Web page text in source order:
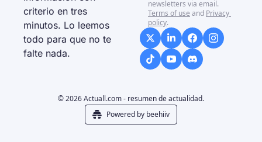
criterio en tres
minutos. Lo leemos
todo para que no te
falte nada.
newsletters via email.
Terms of use and Privacy
policy.
© 2026 Actuall.com - resumen de actualidad.
Powered by beehiiv